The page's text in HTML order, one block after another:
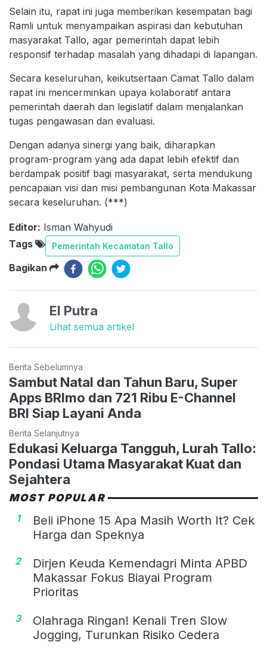
Selain itu, rapat ini juga memberikan kesempatan bagi
Ramli untuk menyampaikan aspirasi dan kebutuhan
masyarakat Tallo, agar pemerintah dapat lebih
responsif terhadap masalah yang dihadapi di lapangan.
Secara keseluruhan, keikutsertaan Camat Tallo dalam
rapat ini mencerminkan upaya kolaboratif antara
pemerintah daerah dan legislatif dalam menjalankan
tugas pengawasan dan evaluasi.
Dengan adanya sinergi yang baik, diharapkan
program-program yang ada dapat lebih efektif dan
berdampak positif bagi masyarakat, serta mendukung
pencapaian visi dan misi pembangunan Kota Makassar
secara keseluruhan. (***)
Editor: Isman Wahyudi
Tags
Pemerintah Kecamatan Tallo
Bagikan
El Putra
Lihat semua artikel
Berita Sebelumnya
Sambut Natal dan Tahun Baru, Super
Apps BRImo dan 721 Ribu E-Channel
BRI Siap Layani Anda
Berita Selanjutnya
Edukasi Keluarga Tangguh, Lurah Tallo:
Pondasi Utama Masyarakat Kuat dan
Sejahtera
MOST POPULAR
1
Beli iPhone 15 Apa Masih Worth It? Cek
Harga dan Speknya
2
Dirjen Keuda Kemendagri Minta APBD
Makassar Fokus Biayai Program
Prioritas
3
Olahraga Ringan! Kenali Tren Slow
Jogging, Turunkan Risiko Cedera